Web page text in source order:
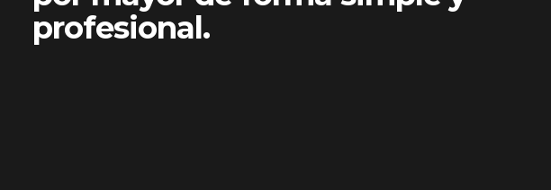
profesional.